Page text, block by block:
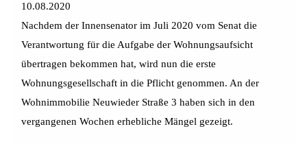
10.08.2020
Nachdem der Innensenator im Juli 2020 vom Senat die
Verantwortung für die Aufgabe der Wohnungsaufsicht
übertragen bekommen hat, wird nun die erste
Wohnungsgesellschaft in die Pflicht genommen. An der
Wohnimmobilie Neuwieder Straße 3 haben sich in den
vergangenen Wochen erhebliche Mängel gezeigt.